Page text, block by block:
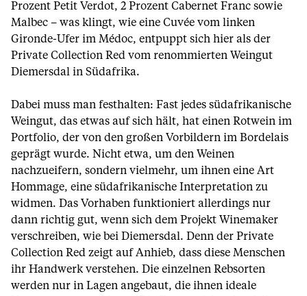
Prozent Petit Verdot, 2 Prozent Cabernet Franc sowie
Malbec – was klingt, wie eine Cuvée vom linken
Gironde-Ufer im Médoc, entpuppt sich hier als der
Private Collection Red vom renommierten Weingut
Diemersdal in Südafrika.
Dabei muss man festhalten: Fast jedes südafrikanische
Weingut, das etwas auf sich hält, hat einen Rotwein im
Portfolio, der von den großen Vorbildern im Bordelais
geprägt wurde. Nicht etwa, um den Weinen
nachzueifern, sondern vielmehr, um ihnen eine Art
Hommage, eine südafrikanische Interpretation zu
widmen. Das Vorhaben funktioniert allerdings nur
dann richtig gut, wenn sich dem Projekt Winemaker
verschreiben, wie bei Diemersdal. Denn der Private
Collection Red zeigt auf Anhieb, dass diese Menschen
ihr Handwerk verstehen. Die einzelnen Rebsorten
werden nur in Lagen angebaut, die ihnen ideale